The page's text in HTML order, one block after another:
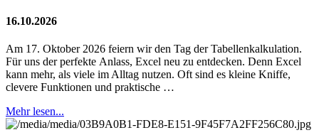
16.10.2026
Am 17. Oktober 2026 feiern wir den Tag der Tabellenkalkulation.
Für uns der perfekte Anlass, Excel neu zu entdecken. Denn Excel
kann mehr, als viele im Alltag nutzen. Oft sind es kleine Kniffe,
clevere Funktionen und praktische …
Mehr lesen...